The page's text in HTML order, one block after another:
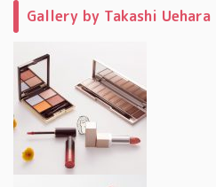
Gallery by Takashi Uehara